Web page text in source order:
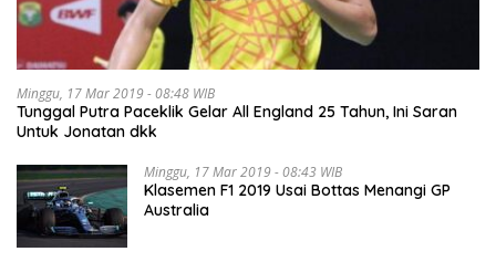
Minggu, 17 Mar 2019 - 08:48 WIB
Tunggal Putra Paceklik Gelar All England 25 Tahun, Ini Saran
Untuk Jonatan dkk
Minggu, 17 Mar 2019 - 08:43 WIB
Klasemen F1 2019 Usai Bottas Menangi GP
Australia